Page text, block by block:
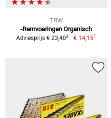
TRW
-Remvoeringen Organisch
Adviesprijs € 23,402 € 14,151